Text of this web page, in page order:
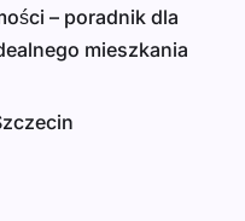
– poradnik dla
mieszkania